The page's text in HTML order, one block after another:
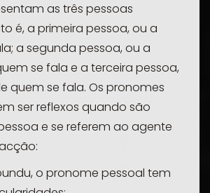
as três pessoas
é, a primeira pessoa, ou a
a segunda pessoa, ou a
se fala e a terceira pessoa,
quem se fala. Os pronomes
ser reflexos quando são
e se referem ao agente
o pronome pessoal tem